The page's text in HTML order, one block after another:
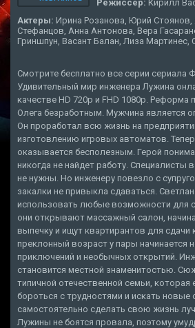
Режиссер: Кирилл
Актеры: Ирина Розанова, Юрий Стоянов,
Стефанцов, Анна Антонова, Вера
Гриншпун, Васант Балан, Лиза
Смотрите бесплатно все серии сериала
Удивительный мир инженера Лужина
качестве HD 720p и FHD 1080p. Реформа
Олега безработным. Мужчина является
Он проработал всю жизнь на
изготовлению игровых автоматов.
оказывается бесполезным. Герой
никогда не найдет работу. Специалисты
не нужны. Но инженеру повезло с
закалки не привыкла сдаваться.
использовать любые возможности для
они открывают массажный салон,
выпечку и ищут квартирантов для
преклонный возраст у пары начинается
приключений и необычных открытий.
становится местной знаменитостью.
типичной отечественной семьи,
бороться с трудностями и искать новые
самостоятельно сделать свою жизнь
Лужины не боятся провала, поэтому